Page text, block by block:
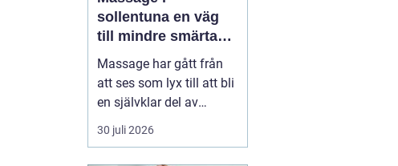
sollentuna en väg
till mindre smärta
och mer ork i
vardagen
Massage har gått från
att ses som lyx till att bli
en självklar del av
många människors
hälsa och vardag. Allt
30 juli 2026